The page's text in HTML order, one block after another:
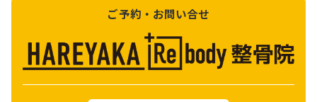
ご予約・お問い合せ